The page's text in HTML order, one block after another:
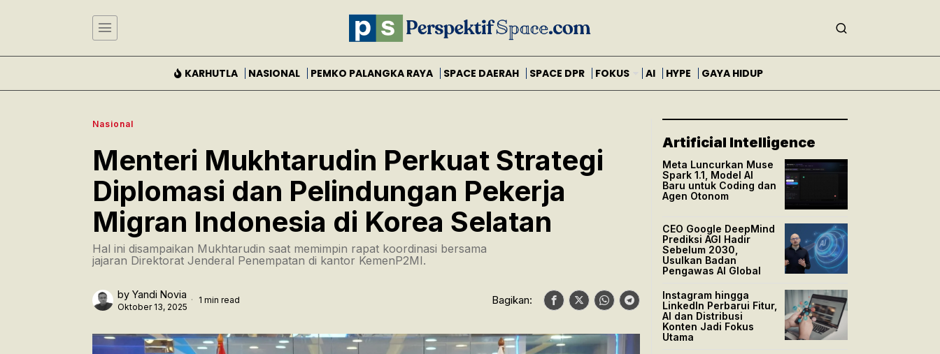
KARHUTLA NASIONAL PEMKO PALANGKA RAYA SPACE DAERAH SPACE DPR FOKUS AI HYPE GAYA HIDUP
Nasional
Menteri Mukhtarudin Perkuat Strategi
Diplomasi dan Pelindungan Pekerja
Migran Indonesia di Korea Selatan
Hal ini disampaikan Mukhtarudin saat memimpin rapat koordinasi bersama
jajaran Direktorat Jenderal Penempatan di kantor KemenP2MI.
by Yandi Novia
Oktober 13, 2025
1 min read Bagikan:
Artificial Intelligence
Meta Luncurkan Muse
Spark 1.1, Model AI
Baru untuk Coding dan
Agen Otonom
CEO Google DeepMind
Prediksi AGI Hadir
Sebelum 2030,
Usulkan Badan
Pengawas AI Global
Instagram hingga
LinkedIn Perbarui Fitur,
AI dan Distribusi
Konten Jadi Fokus
Utama